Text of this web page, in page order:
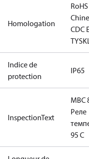
Homologation
RoHS
Chine
CDC
TYSK
Indice de
protection
IP65
InspectionText
MBC
Реле
95 С